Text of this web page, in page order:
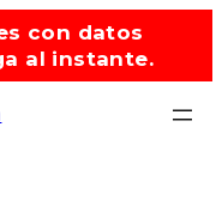
con datos
al instante.